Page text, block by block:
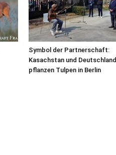
Symbol der Partnerschaft:
Kasachstan und Deutschland
pflanzen Tulpen in Berlin